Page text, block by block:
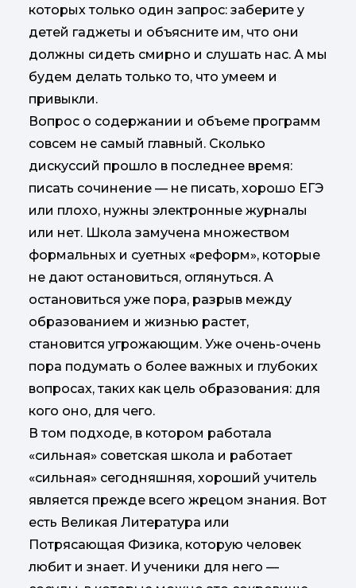
которых только один запрос: заберите у
детей гаджеты и объясните им, что они
должны сидеть смирно и слушать нас. А мы
будем делать только то, что умеем и
привыкли.
Вопрос о содержании и объеме программ
совсем не самый главный. Сколько
дискуссий прошло в последнее время:
писать сочинение — не писать, хорошо ЕГЭ
или плохо, нужны электронные журналы
или нет. Школа замучена множеством
формальных и суетных «реформ», которые
не дают остановиться, оглянуться. А
остановиться уже пора, разрыв между
образованием и жизнью растет,
становится угрожающим. Уже очень-очень
пора подумать о более важных и глубоких
вопросах, таких как цель образования: для
кого оно, для чего.
В том подходе, в котором работала
«сильная» советская школа и работает
«сильная» сегодняшняя, хороший учитель
является прежде всего жрецом знания. Вот
есть Великая Литература или
Потрясающая Физика, которую человек
любит и знает. И ученики для него —